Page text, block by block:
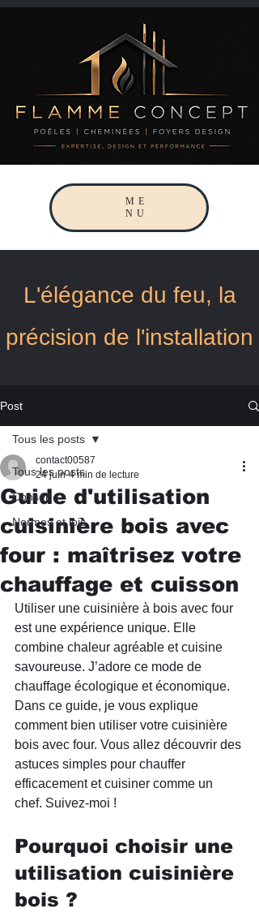
ME
NU
L'élégance du feu, la
précision de l'installation
Post
Tous les posts
Conseil
Normes et lois
Tous les posts
Guide d'utilisation
cuisinière bois avec
four : maîtrisez votre
chauffage et cuisson
contact00587
24 juin 4 min de lecture
Utiliser une cuisinière à bois avec four
est une expérience unique. Elle
combine chaleur agréable et cuisine
savoureuse. J’adore ce mode de
chauffage écologique et économique.
Dans ce guide, je vous explique
comment bien utiliser votre cuisinière
bois avec four. Vous allez découvrir des
astuces simples pour chauffer
efficacement et cuisiner comme un
chef. Suivez-moi !
Pourquoi choisir une
utilisation cuisinière
bois ?